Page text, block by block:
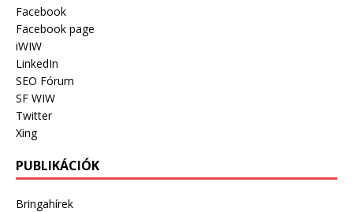
Facebook
Facebook page
iWIW
LinkedIn
SEO Fórum
SF WIW
Twitter
Xing
PUBLIKÁCIÓK
Bringahírek